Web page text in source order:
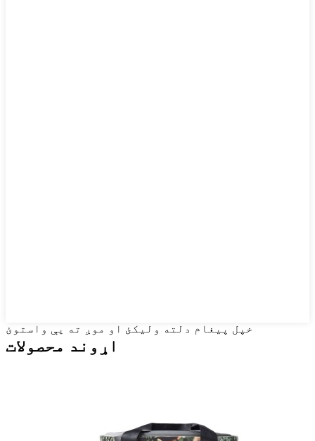
خپل پیغام دلته ولیکئ او موږ ته یې واستوئ
اړوند محصولات